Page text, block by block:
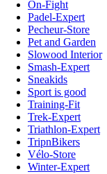
On-Fight
Padel-Expert
Pecheur-Store
Pet and Garden
Slowood Interior
Smash-Expert
Sneakids
Sport is good
Training-Fit
Trek-Expert
Triathlon-Expert
TripnBikers
Vélo-Store
Winter-Expert